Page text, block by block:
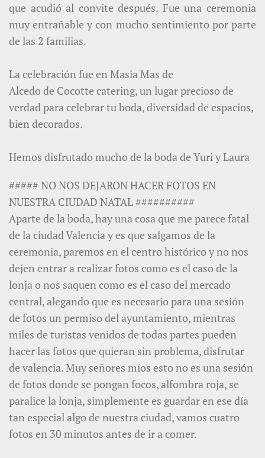
que acudió al convite después. Fue una ceremonia
muy entrañable y con mucho sentimiento por parte
de las 2 familias.
La celebración fue en Masia Mas de
Alcedo de Cocotte catering, un lugar precioso de
verdad para celebrar tu boda, diversidad de espacios,
bien decorados.
Hemos disfrutado mucho de la boda de Yuri y Laura
##### NO NOS DEJARON HACER FOTOS EN
NUESTRA CIUDAD NATAL ##########
Aparte de la boda, hay una cosa que me parece fatal
de la ciudad Valencia y es que salgamos de la
ceremonia, paremos en el centro histórico y no nos
dejen entrar a realizar fotos como es el caso de la
lonja o nos saquen como es el caso del mercado
central, alegando que es necesario para una sesión
de fotos un permiso del ayuntamiento, mientras
miles de turistas venidos de todas partes pueden
hacer las fotos que quieran sin problema, disfrutar
de valencia. Muy señores míos esto no es una sesión
de fotos donde se pongan focos, alfombra roja, se
paralice la lonja, simplemente es guardar en ese día
tan especial algo de nuestra ciudad, vamos cuatro
fotos en 30 minutos antes de ir a comer.